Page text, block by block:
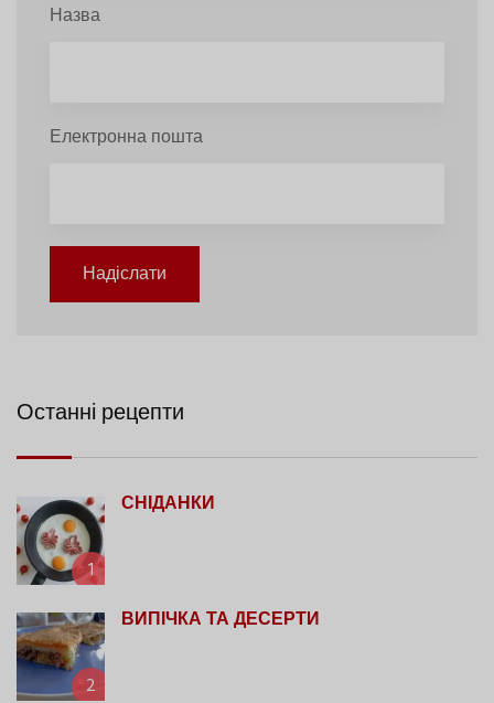
Назва
Електронна пошта
Надіслати
Останні рецепти
1
СНІДАНКИ
2
ВИПІЧКА ТА ДЕСЕРТИ